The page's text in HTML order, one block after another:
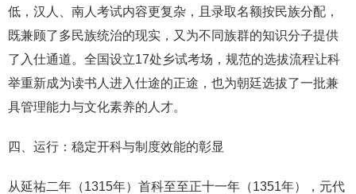
低，汉人、南人考试内容更复杂，且录取名额按民族分配，
既兼顾了多民族统治的现实，又为不同族群的知识分子提供
了入仕通道。全国设立17处乡试考场，规范的选拔流程让科
举重新成为读书人进入仕途的正途，也为朝廷选拔了一批兼
具管理能力与文化素养的人才。
四、运行：稳定开科与制度效能的彰显
从延祐二年（1315年）首科至至正十一年（1351年），元代